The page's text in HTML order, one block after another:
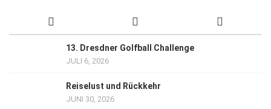
13. Dresdner Golfball Challenge
JULI 6, 2026
Reiselust und Rückkehr
JUNI 30, 2026